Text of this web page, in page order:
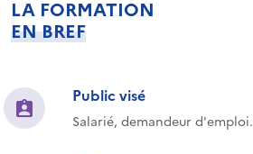
LA FORMATION
EN BREF
Public visé
Salarié, demandeur d'emploi.